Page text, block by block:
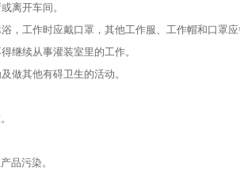
离开车间。
，工作时应戴口罩，其他工作服、工作帽和口罩
继续从事灌装室里的工作。
做其他有碍卫生的活动。
品污染。